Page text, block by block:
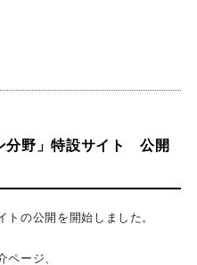
分野」特設サイト 公開
トの公開を開始しました。
ページ、